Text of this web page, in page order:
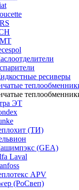
ресиверы
ЭТ
(ТИ)
(GEA)
Laval
APV
(РоСвеп)